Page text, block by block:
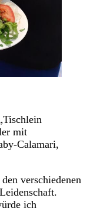
mit
Calamari,
verschiedenen
ich